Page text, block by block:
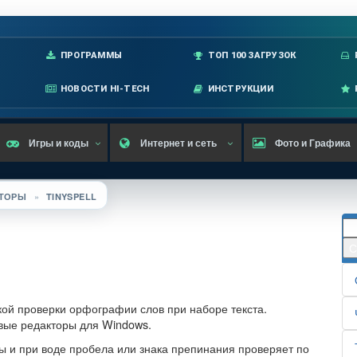
менюПРОГРАММЫ ТОП 100 ЗАГРУЗОК
НОВОСТИ HI-TECH ИНСТРУКЦИИ
Игры и коды Интернет и сеть Фото и Графика
» TINYSPELL
проверки орфографии слов при наборе текста.
редакторы для Windows.
при воде пробела или знака препинания проверяет по